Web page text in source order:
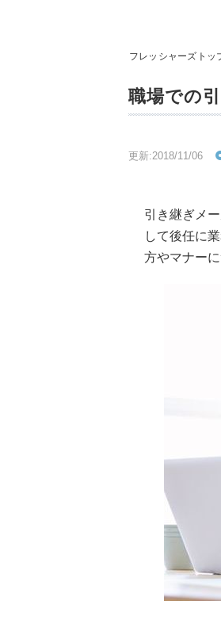
フレッシャーズトッ
職場での
更新:2018/11/06
引き継ぎメ
して後任に
方やマナー